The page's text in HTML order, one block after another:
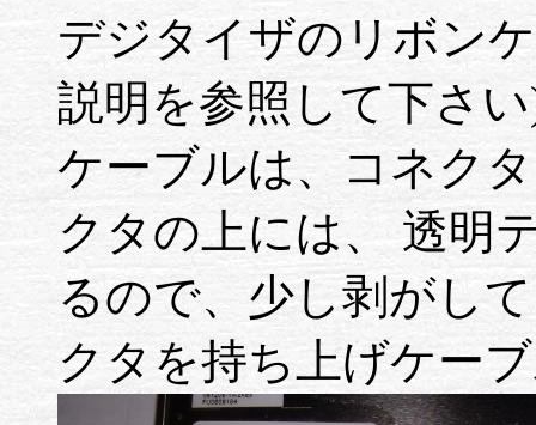
デジタイザのリボン
説明を参照して下さ
ケーブルは、コネク
クタの上には、 透明
るので、少し剥がし
クタを持ち上げケー